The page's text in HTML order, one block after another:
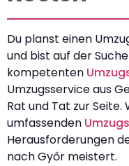
Du planst einen
und bist auf der
kompetenten
Umzugsservice aus
Rat und Tat zur
umfassenden
Herausforderungen
nach Győr meistert.